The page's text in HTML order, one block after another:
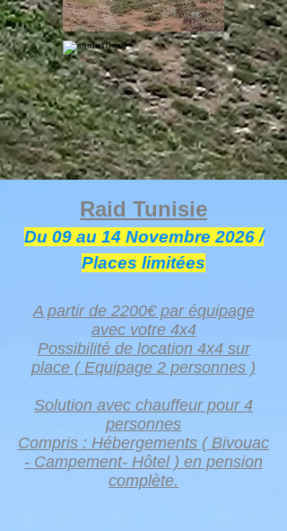
Raid Tunisie
Du 09 au 14 Novembre 2026/
Places limitées​
A partir de 2200€ par équipage
avec votre 4x4
Possibilité de location 4x4 sur
place ( Equipage 2 personnes )
Solution avec chauffeur pour 4
personnes
Compris : Hébergements ( Bivouac
- Campement- Hôtel ) en pension
complète.